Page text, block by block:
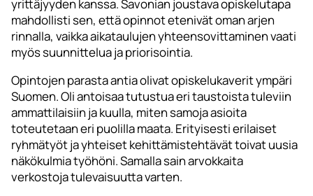
yrittäjyyden kanssa. Savonian joustava opiskelutapa
mahdollisti sen, että opinnot etenivät oman arjen
rinnalla, vaikka aikataulujen yhteensovittaminen vaati
myös suunnittelua ja priorisointia.
Opintojen parasta antia olivat opiskelukaverit ympäri
Suomen. Oli antoisaa tutustua eri taustoista tuleviin
ammattilaisiin ja kuulla, miten samoja asioita
toteutetaan eri puolilla maata. Erityisesti erilaiset
ryhmätyöt ja yhteiset kehittämistehtävät toivat uusia
näkökulmia työhöni. Samalla sain arvokkaita
verkostoja tulevaisuutta varten.